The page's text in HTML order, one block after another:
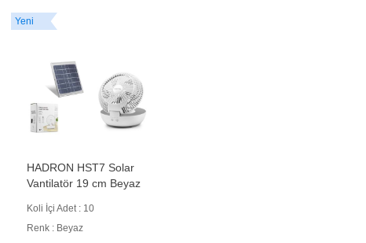
Yeni
HADRON HST7 Solar
Vantilatör 19 cm Beyaz
Koli İçi Adet : 10
Renk : Beyaz